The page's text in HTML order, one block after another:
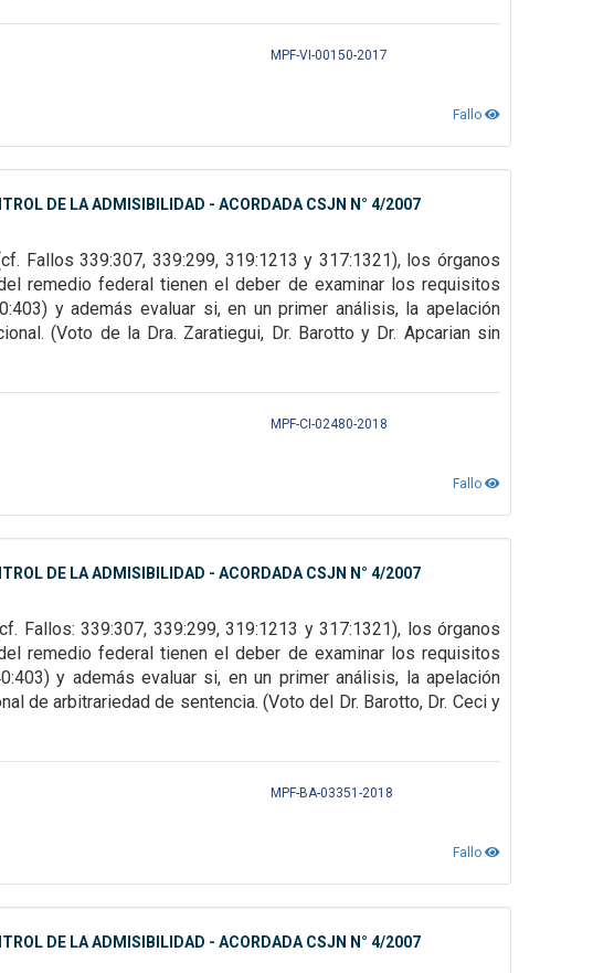
MPF-VI-00150-2017
Fallo
DE LA ADMISIBILIDAD - ACORDADA CSJN N° 4/2007
Fallos 339:307, 339:299, 319:1213 y 317:1321), los órganos
remedio federal tienen el deber de examinar los requisitos
y además evaluar si, en un primer análisis, la apelación
(Voto de la Dra. Zaratiegui, Dr. Barotto y Dr. Apcarian sin
MPF-CI-02480-2018
Fallo
DE LA ADMISIBILIDAD - ACORDADA CSJN N° 4/2007
Fallos:339:307, 339:299, 319:1213 y 317:1321), los órganos
remedio federal tienen el deber de examinar los requisitos
y además evaluar si, en un primeranálisis, la apelación
dearbitrariedad de sentencia. (Voto del Dr. Barotto, Dr. Ceci y
MPF-BA-03351-2018
Fallo
DE LA ADMISIBILIDAD - ACORDADA CSJN N° 4/2007